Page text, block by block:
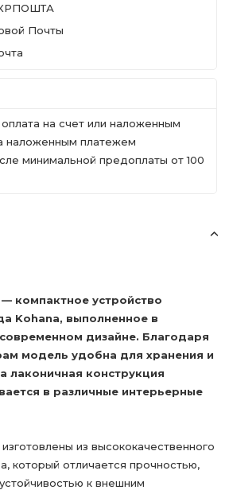
Почты
на счет или наложенным
наложенным платежем
минимальной предоплаты от 100
компактное устройство
Kohana, выполненное в
дизайне. Благодаря
модель удобна для хранения и
лаконичная конструкция
в различные интерьерные
из высококачественного
который отличается прочностью,
к внешним